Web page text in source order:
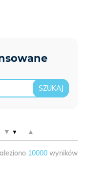
▼ ▲
10000 wyników